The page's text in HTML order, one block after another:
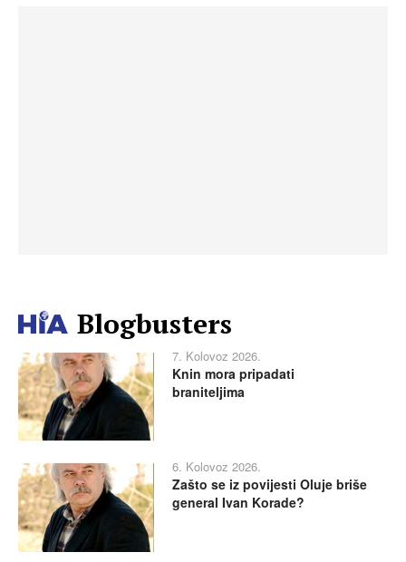
Blogbusters
7. Kolovoz 2026.
Knin mora pripadati
braniteljima
6. Kolovoz 2026.
Zašto se iz povijesti Oluje briše
general Ivan Korade?